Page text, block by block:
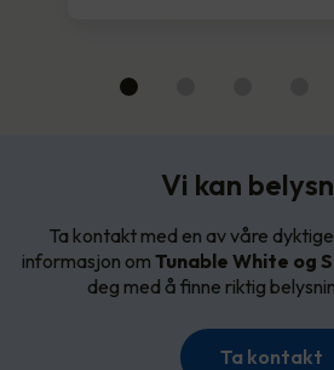
Vi kan
Ta kontakt med en av våre
informasjon om Tunable White og
deg med å finne riktig
Ta kontakt